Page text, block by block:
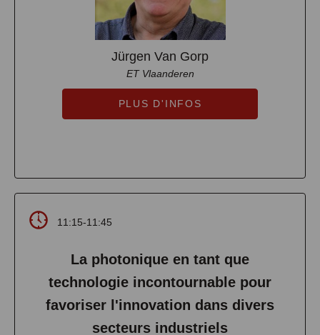
Jürgen Van Gorp
ET Vlaanderen
PLUS D'INFOS
11:15-11:45
La photonique en tant que
technologie incontournable pour
favoriser l'innovation dans divers
secteurs industriels